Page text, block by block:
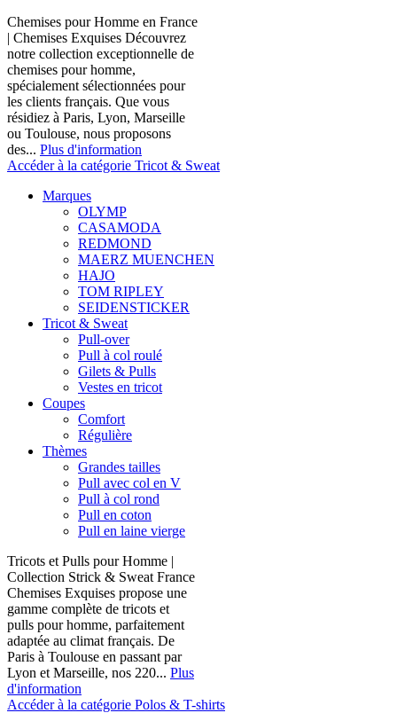
Chemises pour Homme en France
| Chemises Exquises Découvrez
notre collection exceptionnelle de
chemises pour homme,
spécialement sélectionnées pour
les clients français. Que vous
résidiez à Paris, Lyon, Marseille
ou Toulouse, nous proposons
des... Plus d'information
Accéder à la catégorie Tricot & Sweat
Marques
OLYMP
CASAMODA
REDMOND
MAERZ MUENCHEN
HAJO
TOM RIPLEY
SEIDENSTICKER
Tricot & Sweat
Pull-over
Pull à col roulé
Gilets & Pulls
Vestes en tricot
Coupes
Comfort
Régulière
Thèmes
Grandes tailles
Pull avec col en V
Pull à col rond
Pull en coton
Pull en laine vierge
Tricots et Pulls pour Homme |
Collection Strick & Sweat France
Chemises Exquises propose une
gamme complète de tricots et
pulls pour homme, parfaitement
adaptée au climat français. De
Paris à Toulouse en passant par
Lyon et Marseille, nos 220... Plus
d'information
Accéder à la catégorie Polos & T-shirts